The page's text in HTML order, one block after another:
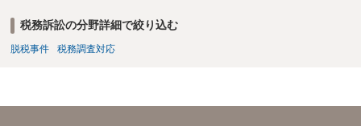
税務訴訟の分野詳細で絞り込む
脱税事件 税務調査対応